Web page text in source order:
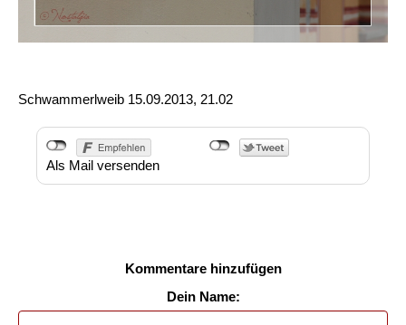
Schwammerlweib 15.09.2013, 21.02
Als Mail versenden
Kommentare hinzufügen
Dein Name: